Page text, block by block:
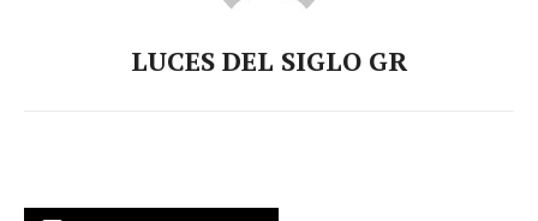
LUCES DEL SIGLO GR